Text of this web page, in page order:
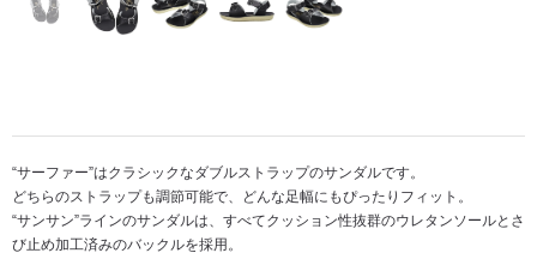
“サーファー”はクラシックなダブルストラップのサンダルです。
どちらのストラップも調節可能で、どんな足幅にもぴったりフィット。
“サンサン”ラインのサンダルは、すべてクッション性抜群のウレタンソールとさ
び止め加工済みのバックルを採用。